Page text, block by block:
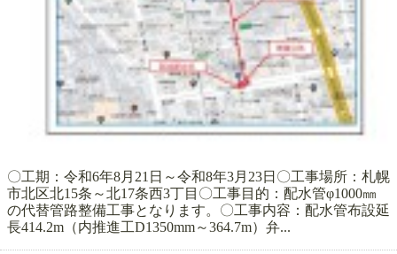
〇工期：令和6年8月21日～令和8年3月23日〇工事場所：札幌
市北区北15条～北17条西3丁目〇工事目的：配水管φ1000㎜
の代替管路整備工事となります。〇工事内容：配水管布設延
長414.2m（内推進工D1350mm～364.7m）弁...